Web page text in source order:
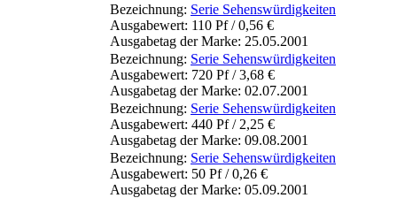
Bezeichnung: Serie Sehenswürdigkeiten
Ausgabewert: 110 Pf / 0,56 €
Ausgabetag der Marke: 25.05.2001
Bezeichnung: Serie Sehenswürdigkeiten
Ausgabewert: 720 Pf / 3,68 €
Ausgabetag der Marke: 02.07.2001
Bezeichnung: Serie Sehenswürdigkeiten
Ausgabewert: 440 Pf / 2,25 €
Ausgabetag der Marke: 09.08.2001
Bezeichnung: Serie Sehenswürdigkeiten
Ausgabewert: 50 Pf / 0,26 €
Ausgabetag der Marke: 05.09.2001